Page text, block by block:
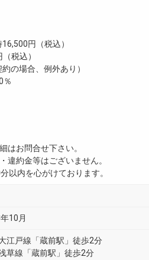
円（税込）
税込）
場合、例外あり）
％
お問合せ下さい。
約金等はございません。
内を心がけております。
10月
江戸線「蔵前駅」徒歩2分
草線「蔵前駅」徒歩2分